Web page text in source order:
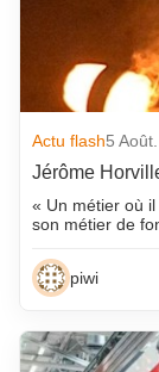
Actu flash5
Jérôme
« Un métier où
son métier de
piwi